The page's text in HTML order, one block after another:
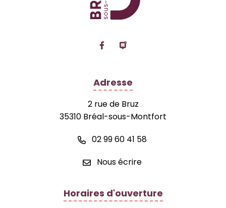
Lien vers le compte Facebook
Lien vers la page
Adresse
2 rue de Bruz
35310 Bréal-sous-Montfort
02 99 60 41 58
Nous écrire
Horaires d'ouverture